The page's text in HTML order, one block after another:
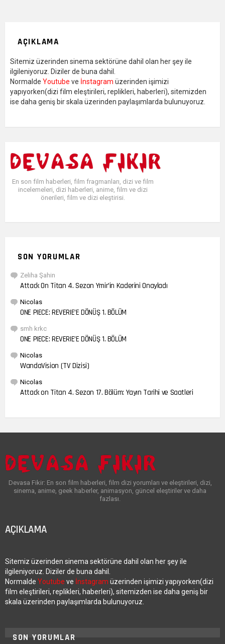
AÇIKLAMA
Sitemiz üzerinden sinema sektörüne dahil olan her şey ile
ilgileniyoruz. Diziler de buna dahil.
Normalde Youtube ve İnstagram üzerinden işimizi
yapıyorken(dizi film eleştirileri, replikleri, haberleri), sitemizden
ise daha geniş bir skala üzerinden paylaşımlarda bulunuyoruz.
En son film haberleri, film fragmanları, dizi ve film
incelemeleri, dizi haberleri, anime, film ve dizi
önerileri, film ve dizi eleştirisi.
SON YORUMLAR
Zeliha Şahin
Attack On Titan 4. Sezon Ymir’in Kaderini Onayladı
Nicolas
ONE PIECE: REVERIE’E DÖNÜŞ 1. BÖLÜM
smh krkc
ONE PIECE: REVERIE’E DÖNÜŞ 1. BÖLÜM
Nicolas
WandaVision (TV Dizisi)
Nicolas
Attack on Titan 4. Sezon 17. Bölüm: Yayın Tarihi ve Saatleri
Devasa Fikir: En son film haberleri, film dizi yorumları ve eleştirileri, dizi,
sinema, anime, geek haberler, animasyon, güncel eleştiriler ve daha
fazlası.
AÇIKLAMA
Sitemiz üzerinden sinema sektörüne dahil olan her şey ile
ilgileniyoruz. Diziler de buna dahil.
Normalde Youtube ve İnstagram üzerinden işimizi yapıyorken(dizi
film eleştirileri, replikleri, haberleri), sitemizden ise daha geniş bir
skala üzerinden paylaşımlarda bulunuyoruz.
SON YORUMLAR